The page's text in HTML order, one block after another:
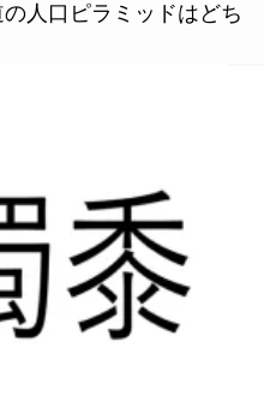
人口ピラミッドはどち